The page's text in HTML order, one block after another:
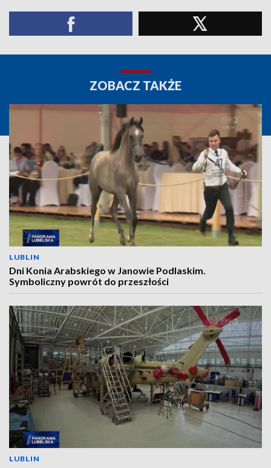
ZOBACZ TAKŻE
LUBLIN
Dni Konia Arabskiego w Janowie Podlaskim.
Symboliczny powrót do przeszłości
LUBLIN